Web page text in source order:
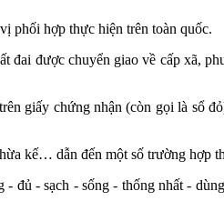
phối hợp thực hiện trên toàn quốc.
đai được chuyển giao về cấp xã,
giấy chứng nhận (còn gọi là sổ
kế… dẫn đến một số trường hợp
đủ - sạch - sống - thống nhất -